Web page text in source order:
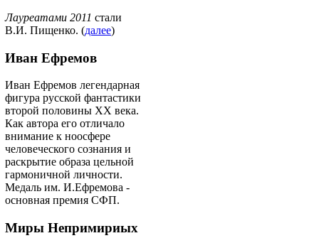
Лауреатами 2011 стали
В.И. Пищенко. (далее)
Иван Ефремов
Иван Ефремов легендарная
фигура русской фантастики
второй половины ХХ века.
Как автора его отличало
внимание к ноосфере
человеческого сознания и
раскрытие образа цельной
гармоничной личности.
Медаль им. И.Ефремова -
основная премия СФП.
Миры Непримириых